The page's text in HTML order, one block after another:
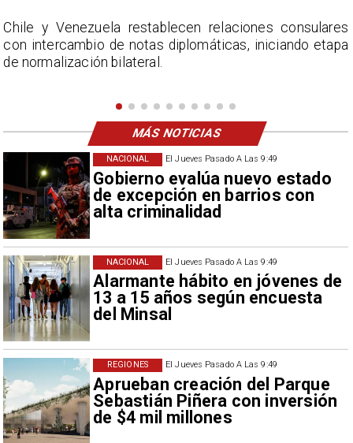
El Jueves Pasado A Las 9:49
Gobierno evalúa nuevo estado
de excepción en barrios con
alta criminalidad
NACIONAL
El Jueves Pasado A Las 9:49
Alarmante hábito en jóvenes de
13 a 15 años según encuesta
del Minsal
NACIONAL
El Jueves Pasado A Las 9:49
Aprueban creación del Parque
Sebastián Piñera con inversión
de $4 mil millones
REGIONES
La Confederación Nacional de Ferias Libres
considera inaceptable que se refieran a
Campillai como 'señora de feria', expresión
MÁS NOTICIAS